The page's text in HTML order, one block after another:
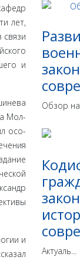
лет,
и
Мол­
осо­
и
Обзор
Актуаль...